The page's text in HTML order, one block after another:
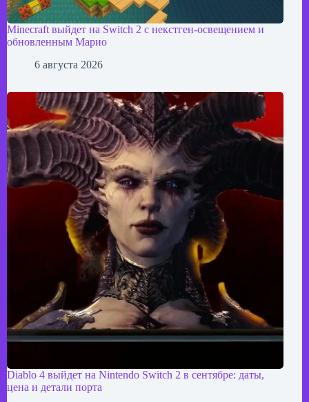
Minecraft выйдет на Switch 2 с некстген-освещением и
обновленным Марио
6 августа 2026
Diablo 4 выйдет на Nintendo Switch 2 в сентябре: даты,
цена и детали порта